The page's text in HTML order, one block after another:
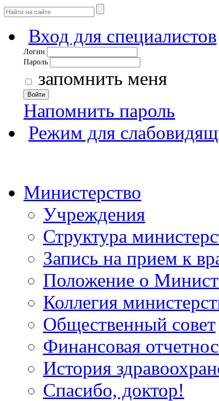
Вход для специалистов
Логин
Пароль
запомнить меня
Войти
Напомнить пароль
Режим для
Министерство
Учреждения
Структура
Запись на прием к
Положение о
Коллегия
Общественный совет
Финансовая
История
Спасибо, доктор!